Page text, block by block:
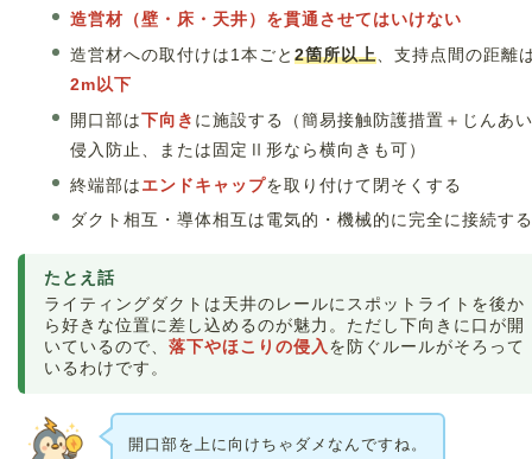
造営材（壁・床・天井）を貫通させてはいけない
造営材への取付けは1本ごと2箇所以上、支持点間の距離
2m以下
開口部は下向き に施設する（簡易接触防護措置＋じんあ
侵入防止、または固定Ⅱ形なら横向きも可）
終端部は エンドキャップを取り付けて閉そくする
ダクト相互・導体相互は電気的・機械的に完全に接続す
たとえ話
ライティングダクトは天井のレールにスポットライトを後か
ら好きな位置に差し込めるのが魅力。ただし下向きに口が開
いているので、 落下やほこりの侵入 を防ぐルールがそろって
いるわけです。
開口部を上に向けちゃダメなんですね。